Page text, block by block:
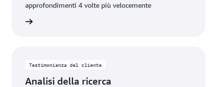
approfondimenti 4 volte più velocemente
Testimonianza del cliente
Analisi della ricerca